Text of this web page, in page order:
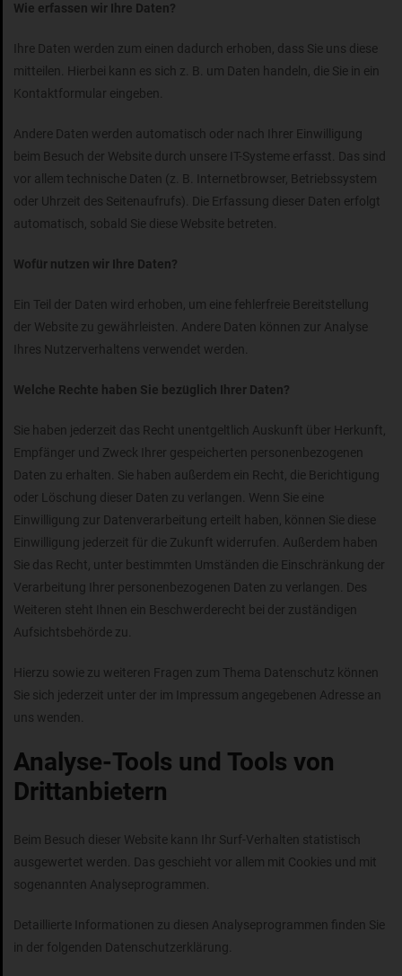
Wie erfassen wir Ihre Daten?
Ihre Daten werden zum einen dadurch erhoben, dass Sie uns diese
mitteilen. Hierbei kann es sich z. B. um Daten handeln, die Sie in ein
Kontaktformular eingeben.
Andere Daten werden automatisch oder nach Ihrer Einwilligung
beim Besuch der Website durch unsere IT-Systeme erfasst. Das sind
vor allem technische Daten (z. B. Internetbrowser, Betriebssystem
oder Uhrzeit des Seitenaufrufs). Die Erfassung dieser Daten erfolgt
automatisch, sobald Sie diese Website betreten.
Wofür nutzen wir Ihre Daten?
Ein Teil der Daten wird erhoben, um eine fehlerfreie Bereitstellung
der Website zu gewährleisten. Andere Daten können zur Analyse
Ihres Nutzerverhaltens verwendet werden.
Welche Rechte haben Sie bezüglich Ihrer Daten?
Sie haben jederzeit das Recht unentgeltlich Auskunft über Herkunft,
Empfänger und Zweck Ihrer gespeicherten personenbezogenen
Daten zu erhalten. Sie haben außerdem ein Recht, die Berichtigung
oder Löschung dieser Daten zu verlangen. Wenn Sie eine
Einwilligung zur Datenverarbeitung erteilt haben, können Sie diese
Einwilligung jederzeit für die Zukunft widerrufen. Außerdem haben
Sie das Recht, unter bestimmten Umständen die Einschränkung der
Verarbeitung Ihrer personenbezogenen Daten zu verlangen. Des
Weiteren steht Ihnen ein Beschwerderecht bei der zuständigen
Aufsichtsbehörde zu.
Hierzu sowie zu weiteren Fragen zum Thema Datenschutz können
Sie sich jederzeit unter der im Impressum angegebenen Adresse an
uns wenden.
Analyse-Tools und Tools von
Drittanbietern
Beim Besuch dieser Website kann Ihr Surf-Verhalten statistisch
ausgewertet werden. Das geschieht vor allem mit Cookies und mit
sogenannten Analyseprogrammen.
Detaillierte Informationen zu diesen Analyseprogrammen finden Sie
in der folgenden Datenschutzerklärung.